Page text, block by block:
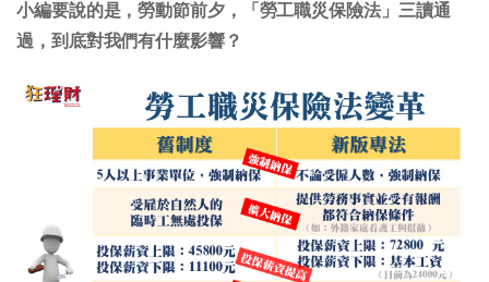
小編要說的是，勞動節前夕，「勞工職災保險法」三讀通
過，到底對我們有什麼影響？